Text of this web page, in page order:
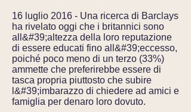
16 luglio 2016 - Una ricerca di Barclays
ha rivelato oggi che i britannici sono
all&#39;altezza della loro reputazione
di essere educati fino all&#39;eccesso,
poiché poco meno di un terzo (33%)
ammette che preferirebbe essere di
tasca propria piuttosto che subire
l&#39;imbarazzo di chiedere ad amici e
famiglia per denaro loro dovuto.